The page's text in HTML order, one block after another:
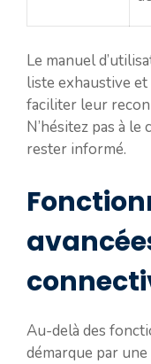
Le manuel
liste exhaustive
faciliter leur
N’hésitez pas à
rester informé.
Au-delà des
démarque par